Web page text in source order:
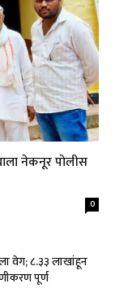
नेकनूर पोलीस
0
वेग; ८.३३ लाखांहून
पूर्ण